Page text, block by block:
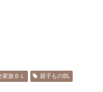
家族ＢＬ 親子ものBL